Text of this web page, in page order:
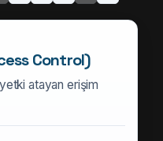
Control)
yetki atayan erişim